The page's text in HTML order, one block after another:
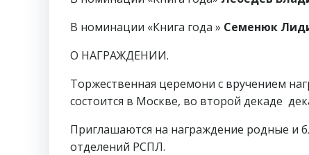
В номинации «Книга года » Семенюк
О НАГРАЖДЕНИИ.
Торжественная церемони с вручением
состоится в Москве, во второй декаде
Приглашаются на награждение родные и
отделений РСПЛ.